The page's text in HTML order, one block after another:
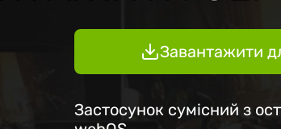
Завантажити
Застосунок сумісний з